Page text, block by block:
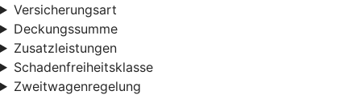
Versicherungsart
Deckungssumme
Zusatzleistungen
Schadenfreiheitsklasse
Zweitwagenregelung